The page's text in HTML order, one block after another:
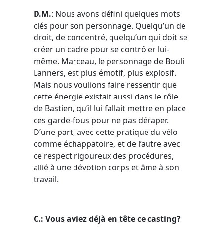
D.M.: Nous avons défini quelques mots
clés pour son personnage. Quelqu’un de
droit, de concentré, quelqu’un qui doit se
créer un cadre pour se contrôler lui-
même. Marceau, le personnage de Bouli
Lanners, est plus émotif, plus explosif.
Mais nous voulions faire ressentir que
cette énergie existait aussi dans le rôle
de Bastien, qu’il lui fallait mettre en place
ces garde-fous pour ne pas déraper.
D’une part, avec cette pratique du vélo
comme échappatoire, et de l’autre avec
ce respect rigoureux des procédures,
allié à une dévotion corps et âme à son
travail.
C.: Vous aviez déjà en tête ce casting?